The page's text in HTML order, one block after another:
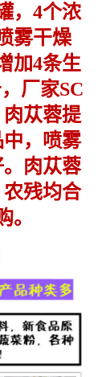
，4个浓
雾干燥
加4条生
厂家SC
苁蓉提
，喷雾
肉苁蓉
残均合
。